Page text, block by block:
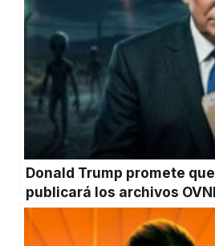
Donald Trump promete
publicará los archivos
Pentágono